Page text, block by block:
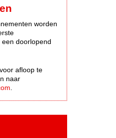
worden
doorlopend
afloop te
naar